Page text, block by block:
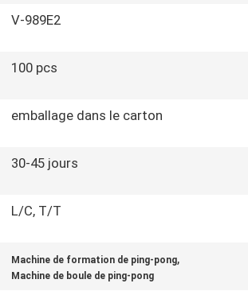
V-989E2
100 pcs
emballage dans le carton
30-45 jours
L/C, T/T
Machine de formation de ping-pong,
Machine de boule de ping-pong